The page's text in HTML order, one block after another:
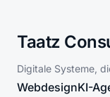
Taatz
Digitale Systeme,
WebdesignKI-